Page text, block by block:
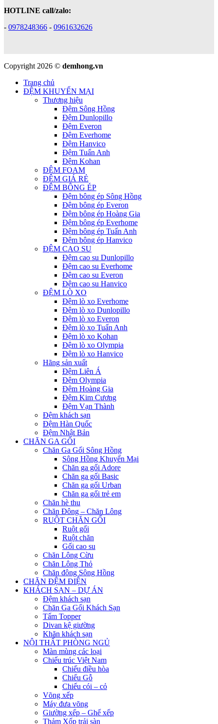
HOTLINE call/zalo:
- 0978248366 - 0961632626
Copyright 2026 © demhong.vn
Trang chủ
ĐỆM KHUYẾN MẠI
Thương hiệu
Đệm Sông Hồng
Đệm Dunlopillo
Đệm Everon
Đệm Everhome
Đệm Hanvico
Đệm Tuấn Anh
Đệm Kohan
ĐỆM FOAM
ĐỆM GIÁ RẺ
ĐỆM BÔNG ÉP
Đệm bông ép Sông Hồng
Đệm bông ép Everon
Đệm bông ép Hoàng Gia
Đệm bông ép Everhome
Đệm bông ép Tuấn Anh
Đệm bông ép Hanvico
ĐỆM CAO SU
Đệm cao su Dunlopillo
Đệm cao su Everhome
Đệm cao su Everon
Đệm cao su Hanvico
ĐỆM LÒ XO
Đệm lò xo Everhome
Đệm lò xo Dunlopillo
Đệm lò xo Everon
Đệm lò xo Tuấn Anh
Đệm lò xo Kohan
Đệm lò xo Olympia
Đệm lò xo Hanvico
Hãng sản xuất
Đệm Liên Á
Đệm Olympia
Đệm Hoàng Gia
Đệm Kim Cương
Đệm Vạn Thành
Đệm khách sạn
Đệm Hàn Quốc
Đệm Nhật Bản
CHĂN GA GỐI
Chăn Ga Gối Sông Hồng
Sông Hồng Khuyến Mại
Chăn ga gối Adore
Chăn ga gối Basic
Chăn ga gối Urban
Chăn ga gối trẻ em
Chăn hè thu
Chăn Đông – Chăn Lông
RUỘT CHĂN GỐI
Ruột gối
Ruột chăn
Gối cao su
Chăn Lông Cừu
Chăn Lông Thỏ
Chăn đông Sông Hồng
CHĂN ĐỆM ĐIỆN
KHÁCH SẠN – DỰ ÁN
Đệm khách sạn
Chăn Ga Gối Khách Sạn
Tấm Topper
Divan kệ giường
Khăn khách sạn
NỘI THẤT PHÒNG NGỦ
Màn mùng các loại
Chiếu trúc Việt Nam
Chiếu điều hòa
Chiếu Gỗ
Chiếu cói – cỏ
Võng xếp
Máy đưa võng
Giường xếp – Ghế xếp
Thảm Xốp trải sàn